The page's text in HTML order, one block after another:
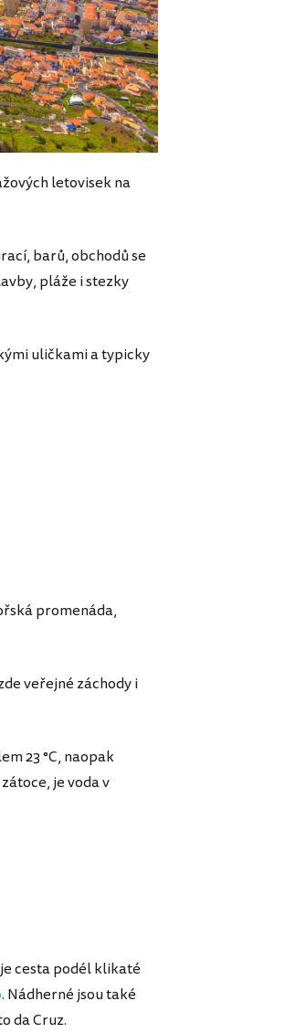
letovisek na
barů, obchodů se
pláže i stezky
uličkami a typicky
promenáda,
veřejné záchody i
23 °C, naopak
je voda v
cesta podél klikaté
. Nádherné jsou také
da Cruz.